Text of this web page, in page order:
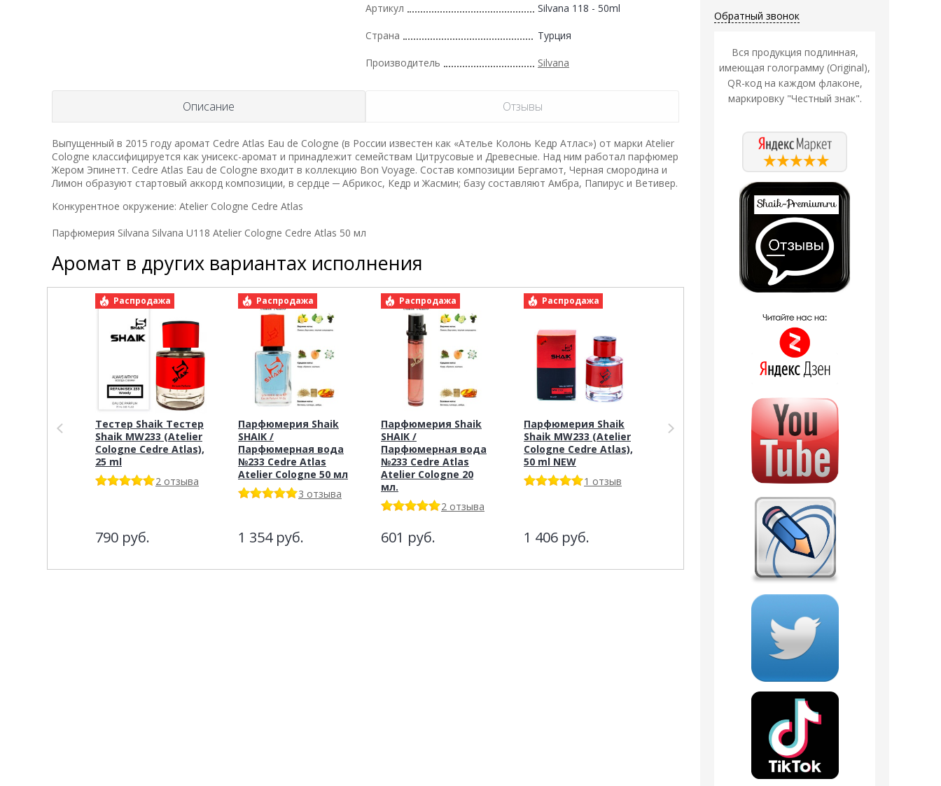
Обратный звонок
Вся продукция подлинная,
имеющая голограмму (Original),
QR-код на каждом флаконе,
маркировку "Честный знак".
Артикул Silvana 118 - 50ml
Страна Турция
Производитель Silvana
Описание Отзывы
Выпущенный в 2015 году аромат Cedre Atlas Eau de Cologne (в России известен как «Ателье Колонь Кедр Атлас») от марки Atelier
Cologne классифицируется как унисекс-аромат и принадлежит семействам Цитрусовые и Древесные. Над ним работал парфюмер
Жером Эпинетт. Cedre Atlas Eau de Cologne входит в коллекцию Bon Voyage. Состав композиции Бергамот, Черная смородина и
Лимон образуют стартовый аккорд композиции, в сердце ─ Абрикос, Кедр и Жасмин; базу составляют Амбра, Папирус и Ветивер.
Конкурентное окружение: Atelier Cologne Cedre Atlas
Парфюмерия Silvana Silvana U118 Atelier Cologne Cedre Atlas 50 мл
Аромат в других вариантах исполнения
Распродажа
Тестер Shaik Тестер
Shaik MW233 (Atelier
Cologne Cedre Atlas),
25 ml
2 отзыва
790 руб.
Распродажа
Парфюмерия Shaik
SHAIK /
Парфюмерная вода
№233 Cedre Atlas
Atelier Cologne 50 мл
3 отзыва
1 354 руб.
Распродажа
Парфюмерия Shaik
SHAIK /
Парфюмерная вода
№233 Cedre Atlas
Atelier Cologne 20
мл.
2 отзыва
601 руб.
Распродажа
Парфюмерия Shaik
Shaik MW233 (Atelier
Cologne Cedre Atlas),
50 ml NEW
1 отзыв
1 406 руб.
Парфюмерия Silvana
Silvana U118 Atelier
Cologne Cedre Atlas